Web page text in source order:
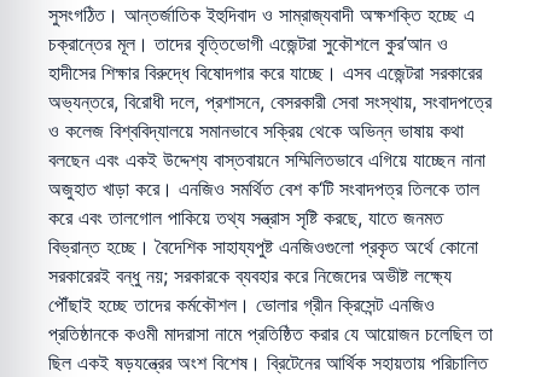
সুসংগঠিত। আন্তর্জাতিক ইহুদিবাদ ও সাম্রাজ্যবাদী অক্ষশক্তি হচ্ছে এ
চক্রান্তের মূল। তাদের বৃত্তিভোগী এজেন্টরা সুকৌশলে কুর’আন ও
হাদীসের শিক্ষার বিরুদ্ধে বিষোদগার করে যাচ্ছে। এসব এজেন্টরা সরকারের
অভ্যন্তরে, বিরোধী দলে, প্রশাসনে, বেসরকারী সেবা সংস্থায়, সংবাদপত্রে
ও কলেজ বিশ্ববিদ্যালয়ে সমানভাবে সক্রিয় থেকে অভিন্ন ভাষায় কথা
বলছেন এবং একই উদ্দেশ্য বাস্তবায়নে সম্মিলিতভাবে এগিয়ে যাচ্ছেন নানা
অজুহাত খাড়া করে। এনজিও সমর্থিত বেশ ক‘টি সংবাদপত্র তিলকে তাল
করে এবং তালগোল পাকিয়ে তথ্য সন্ত্রাস সৃষ্টি করছে, যাতে জনমত
বিভ্রান্ত হচ্ছে। বৈদেশিক সাহায্যপুষ্ট এনজিওগুলো প্রকৃত অর্থে কোনো
সরকারেরই বন্ধু নয়; সরকারকে ব্যবহার করে নিজেদের অভীষ্ট লক্ষ্যে
পৌঁছাই হচ্ছে তাদের কর্মকৌশল। ভোলার গ্রীন ক্রিসেন্ট এনজিও
প্রতিষ্ঠানকে কওমী মাদরাসা নামে প্রতিষ্ঠিত করার যে আয়োজন চলেছিল তা
ছিল একই ষড়যন্ত্রের অংশ বিশেষ। ব্রিটেনের আর্থিক সহায়তায় পরিচালিত